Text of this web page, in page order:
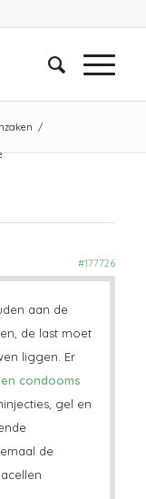
/
#177726
aan de
de last moet
liggen. Er
condooms
gel en
de